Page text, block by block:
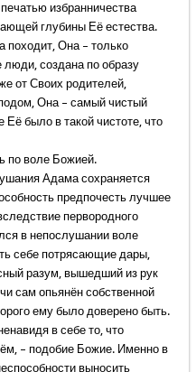
избранничества
глубины Её естества.
походит, Она – только
люди, создана по образу
от Своих родителей,
Она – самый чистый
было в такой чистоте, что
по воле Божией.
Адама сохраняется
предпочесть лучшее
первородного
в непослушании воле
себе потрясающие дары,
разум, вышедший из рук
сам опьянён собственной
ему было доверено быть.
в себе то, что
– подобие Божие. Именно в
выносить